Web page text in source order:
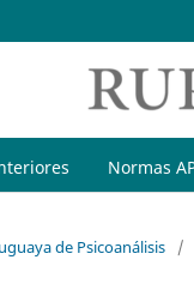
Normas
de Psicoanálisis /